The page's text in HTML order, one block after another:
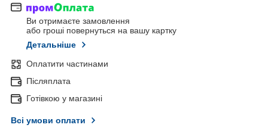
Ви отримаєте замовлення
або гроші повернуться на вашу картку
Детальніше
Оплатити частинами
Післяплата
Готівкою у магазині
Всі умови оплати